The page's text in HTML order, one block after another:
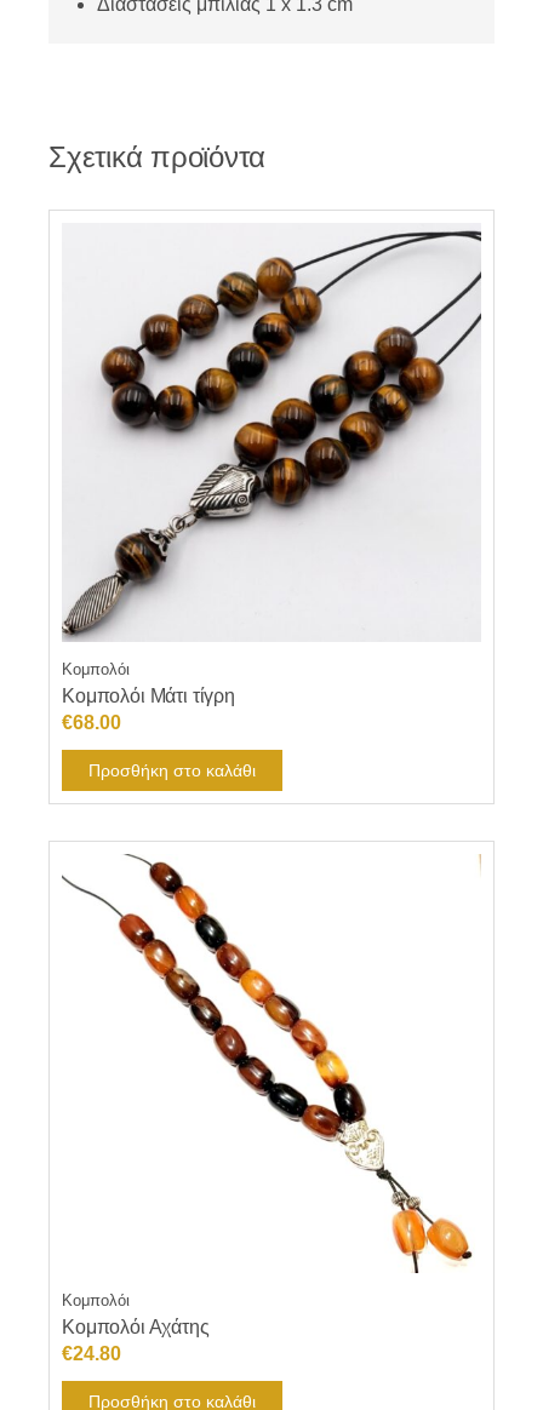
Διαστάσεις μπίλιας 1 x 1.3 cm
Σχετικά προϊόντα
Κομπολόι
Κομπολόι Μάτι τίγρη
€68.00
Προσθήκη στο καλάθι
Κομπολόι
Κομπολόι Αχάτης
€24.80
Προσθήκη στο καλάθι